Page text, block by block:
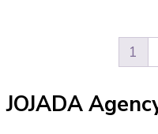
1
JOJADA